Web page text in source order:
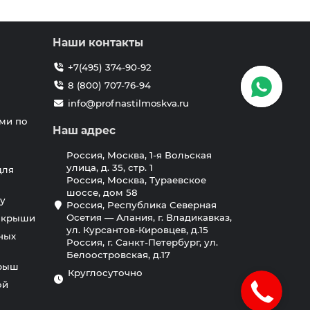
по
крыши
Наши контакты
+7(495) 374-90-92
8 (800) 707-76-94
info@profnastilmoskva.ru
Наш адрес
Россия, Москва, 1-я Вольская
улица, д. 35, стр. 1
Россия, Москва, Тураевское
шоссе, дом 58
Россия, Республика Северная
Осетия — Алания, г. Владикавказ,
ул. Курсантов-Кировцев, д.15
Россия, г. Санкт-Петербург, ул.
Белоостровская, д.17
Круглосуточно